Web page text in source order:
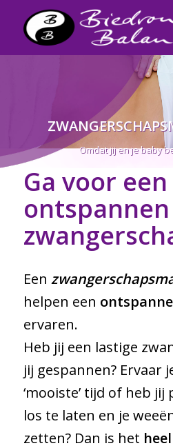
Omdat jij en je baby
Ga voor een
ontspannen
Een
helpen een
ervaren.
Heb jij een lastige
jij gespannen? Ervaar
‘mooiste’ tijd of heb
los te laten en je
zetten? Dan is het